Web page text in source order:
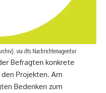
via dts Nachrichtenagentur
Befragten konkrete
Projekten. Am
Bedenken zum